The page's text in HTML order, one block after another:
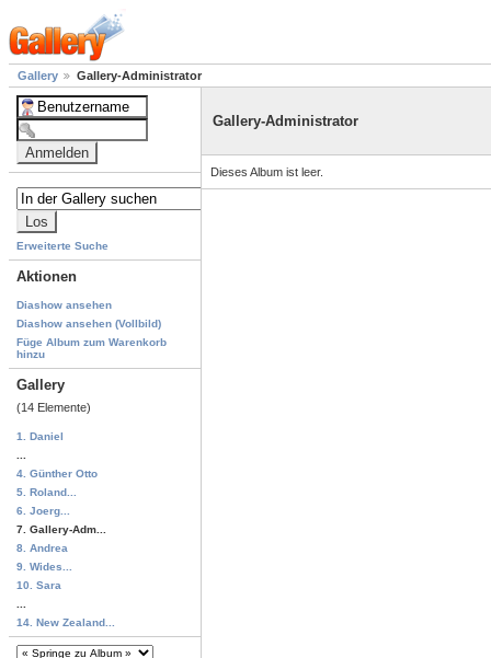
Gallery Gallery-Administrator
Erweiterte Suche
Aktionen
Diashow ansehen
Diashow ansehen (Vollbild)
Füge Album zum Warenkorb
hinzu
Gallery
(14 Elemente)
1. Daniel
4. Günther Otto
5. Roland...
6. Joerg...
7. Gallery-Adm...
8. Andrea
9. Wides...
10. Sara
14. New Zealand...
Gallery-Administrator
Dieses Album ist leer.